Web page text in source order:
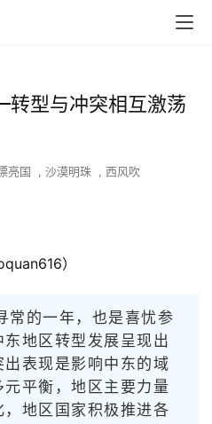
型与冲突相互激荡
亮国 , 沙漠明珠 , 西风吹
）
常的一年，也是喜忧参
地区转型发展呈现出
表现是影响中东的域
平衡，地区主要力量
地区国家积极推进各